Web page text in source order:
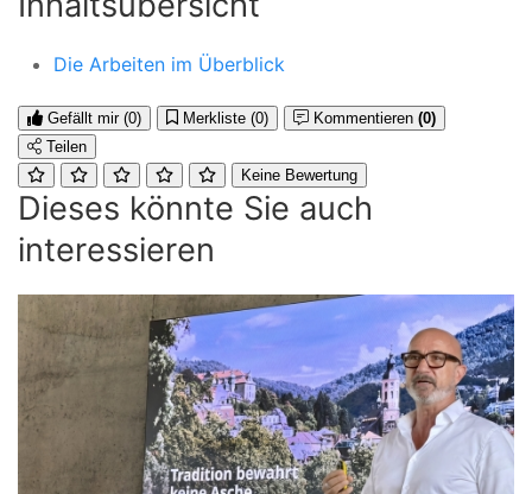
Die Arbeiten im Überblick
Gefällt mir (0) Merkliste (0) Kommentieren (0)
Teilen
Keine Bewertung
Dieses könnte Sie auch
interessieren